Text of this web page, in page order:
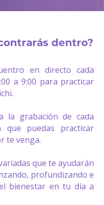
dentro?
en directo cada
a 9:00 para practicar
la grabación de cada
que puedas practicar
te venga.
que te ayudarán
profundizando e
bienestar en tu día a